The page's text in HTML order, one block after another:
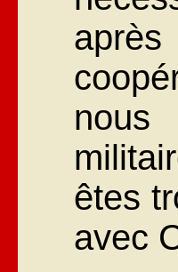
nous
êtes
avec